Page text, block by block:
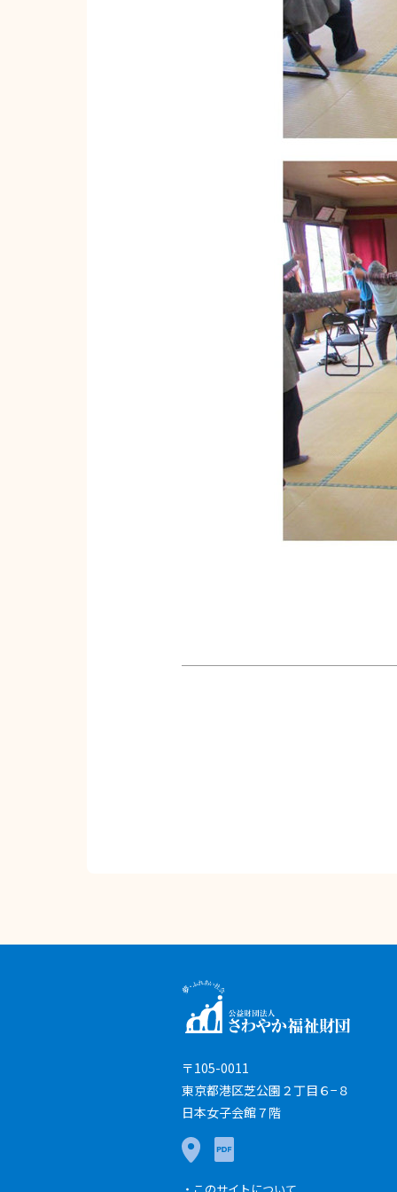
〒105-0011
東京都港区芝公園２丁目６−８
日本女子会館７階